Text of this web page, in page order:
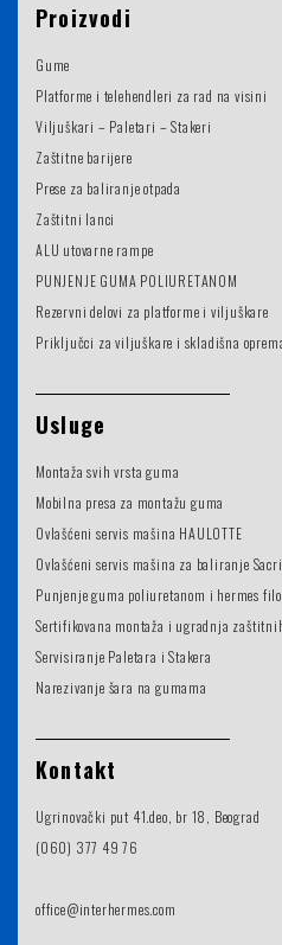
Proizvodi
Gume
Platforme i telehendleri za rad na visini
Viljuškari – Paletari – Stakeri
Zaštitne barijere
Prese za baliranje otpada
Zaštitni lanci
ALU utovarne rampe
PUNJENJE GUMA POLIURETANOM
Rezervni delovi za platforme i viljuškare
Priključci za viljuškare i skladišna
Usluge
Montaža svih vrsta guma
Mobilna presa za montažu guma
Ovlašćeni servis mašina HAULOTTE
Ovlašćeni servis mašina za baliranje
Punjenje guma poliuretanom i hermes
Sertifikovana montaža i ugradnja
Servisiranje Paletara i Stakera
Narezivanje šara na gumama
Kontakt
Ugrinovački put 41.deo, br 18, Beograd
(060) 377 49 76
office@interhermes.com